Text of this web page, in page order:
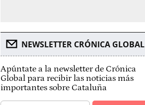
NEWSLETTER CRÓNICA GLOBAL
Apúntate a la newsletter de Crónica
Global para recibir las noticias más
importantes sobre Cataluña